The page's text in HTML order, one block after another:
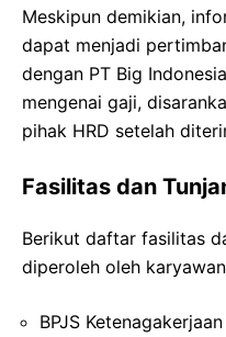
Meskipun demikian,
dapat menjadi
dengan PT Big
mengenai gaji,
pihak HRD setelah
Fasilitas dan
Berikut daftar fasilitas
diperoleh oleh
BPJS